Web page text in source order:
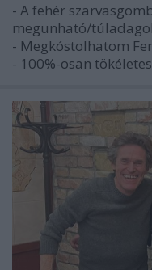
- A fehér
megunható/
- Megkóstolhatom
- 100%-osan